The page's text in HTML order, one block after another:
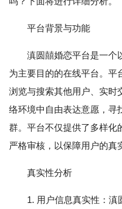
平台背景与功能
滇圆囍婚恋平台是一个
为主要目的的在线平台。平
浏览与搜索其他用户、实时
络环境中自由表达意愿，寻
群。平台不仅提供了多样化
严格审核，以保障用户的真
真实性分析
1. 用户信息真实性：